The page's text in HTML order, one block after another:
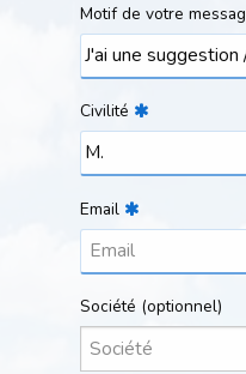
Motif de votre
Civilité
Email
Société (optionnel)